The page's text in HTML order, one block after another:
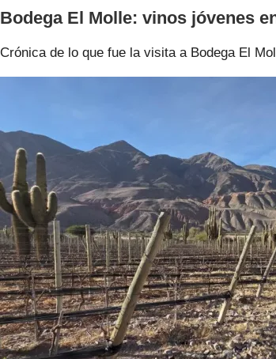
Bodega El Molle: vinos jóvenes
Crónica de lo que fue la visita a Bodega El